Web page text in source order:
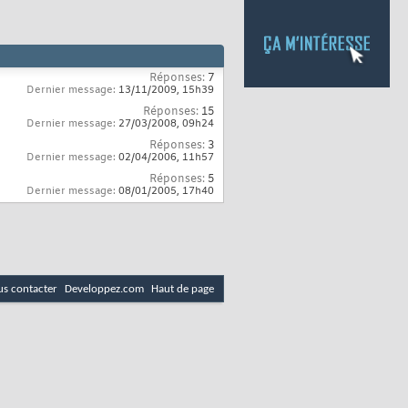
Réponses: 7
Dernier message: 13/11/2009, 15h39
Réponses: 15
Dernier message: 27/03/2008, 09h24
Réponses: 3
Dernier message: 02/04/2006, 11h57
Réponses: 5
Dernier message: 08/01/2005, 17h40
contacter Developpez.com Haut de page